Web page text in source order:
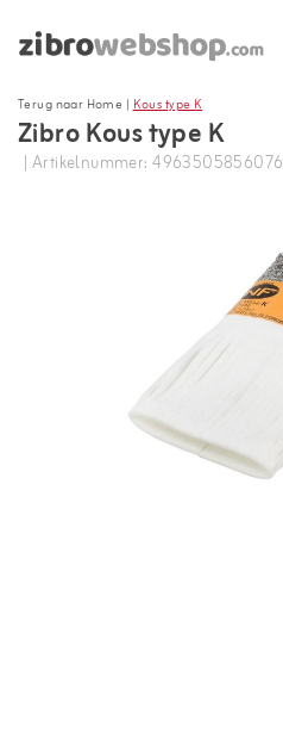
Terug naar Home |Kous type K
Zibro Kous type K
| Artikelnummer: 4963505856076